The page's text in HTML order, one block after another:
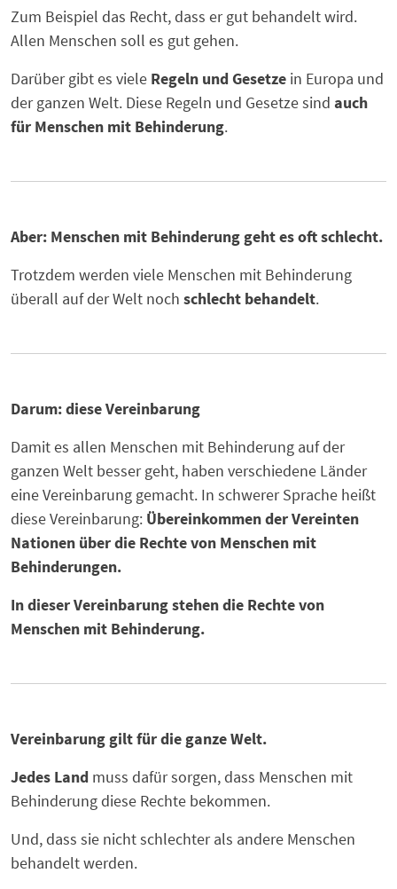
Zum Beispiel das Recht, dass er gut behandelt wird.
Allen Menschen soll es gut gehen.
Darüber gibt es viele Regeln und Gesetze in Europa und
der ganzen Welt. Diese Regeln und Gesetze sind auch
für Menschen mit Behinderung.
Aber: Menschen mit Behinderung geht es oft schlecht.
Trotzdem werden viele Menschen mit Behinderung
überall auf der Welt noch schlecht behandelt.
Darum: diese Vereinbarung
Damit es allen Menschen mit Behinderung auf der
ganzen Welt besser geht, haben verschiedene Länder
eine Vereinbarung gemacht. In schwerer Sprache heißt
diese Vereinbarung: Übereinkommen der Vereinten
Nationen über die Rechte von Menschen mit
Behinderungen.
In dieser Vereinbarung stehen die Rechte von
Menschen mit Behinderung.
Vereinbarung gilt für die ganze Welt.
Jedes Land muss dafür sorgen, dass Menschen mit
Behinderung diese Rechte bekommen.
Und, dass sie nicht schlechter als andere Menschen
behandelt werden.